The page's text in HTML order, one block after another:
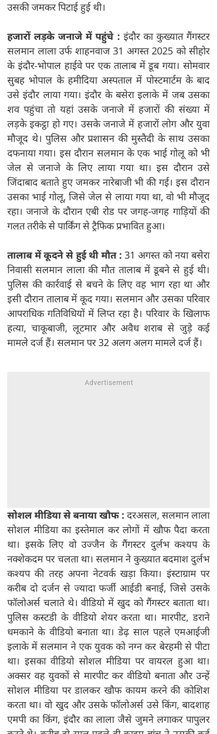
उसकी जमकर पिटाई हुई थी।
हजारों लड़के जनाजे में पहुंचे : इंदौर का कुख्यात गैंगस्टर
सलमान लाला उर्फ शाहनवाज 31 अगस्त 2025 को सीहोर
के इंदौर-भोपाल हाईवे पर एक तालाब में डूब गया। सोमवार
सुबह भोपाल के हमीदिया अस्पताल में पोस्टमार्टम के बाद
उसे इंदौर लाया गया। इंदौर के बसेरा इलाके में जब उसका
शव पहुंचा तो यहां उसके जनाजे में हजारों की संख्या में
लड़के इकट्ठा हो गए। उसके जनाजे में हजारों लोग और युवा
मौजूद थे। पुलिस और प्रशासन की मुस्‍तैदी के साथ उसका
दफनाया गया। इस दौरान सलमान के एक भाई गोलू को भी
जेल से जनाजे के लिए लाया गया था। इस दौरान उसे
जिंदाबाद बताते हुए जमकर नारेबाजी भी की गई। इस दौरान
उसका भाई गोलू, जिसे जेल से लाया गया था, वो भी मौजूद
रहा। जनाजे के दौरान एबी रोड पर जगह-जगह गाड़ियों की
गलत तरीके से पार्किंग से ट्रैफिक प्रभावित हुआ।
तालाब में कूदने से हुई थी मौत : 31 अगस्त को नया बसेरा
निवासी सलमान लाला की मौत तालाब में डूबने से हुई थी।
पुलिस की कार्रवाई से बचने के लिए वह भाग रहा था और
इसी दौरान तालाब में कूद गया। सलमान और उसका परिवार
आपराधिक गतिविधियों में लिप्त रहा है। परिवार के खिलाफ
हत्या, चाकूबाजी, लूटमार और अवैध शराब से जुड़े कई
मामले दर्ज हैं। सलमान पर 32 अलग अलग मामले दर्ज हैं।
सोशल मीडिया से बनाया खौफ : दरअसल, सलमान लाला
सोशल मीडिया का इस्‍तेमाल कर लोगों में खौफ पैदा करता
था। इसके लिए वो उज्‍जैन के गैंगस्‍टर दुर्लभ कश्‍यप के
नक्‍शेकदम पर चलता था। सलमान ने कुख्यात बदमाश दुर्लभ
कश्यप की तरह अपना नेटवर्क खड़ा किया। इंस्टाग्राम पर
करीब दो दर्जन से ज्‍यादा फर्जी आईडी बनाई, जिसे उसके
फॉलोअर्स चलाते थे। वीडियो में खुद को गैंगस्टर बताता था।
पुलिस कस्टडी के वीडियो शेयर करता था। मारपीट, डराने
धमकाने के वीडियो बनाता था। डेढ़ साल पहले एमआईजी
इलाके में सलमान ने एक युवक को नग्न कर बेरहमी से पीटा
था। इसका वीडियो सोशल मीडिया पर वायरल हुआ था।
अक्सर वह युवकों से मारपीट कर वीडियो बनाता और उन्हें
सोशल मीडिया पर डालकर खौफ कायम करने की कोशिश
करता था। वो खुद और उसके फॉलोअर्स उसे किंग, बादशाह
एमपी का किंग, इंदौर का लाला जैसे जुमने लगाकर पापुलर